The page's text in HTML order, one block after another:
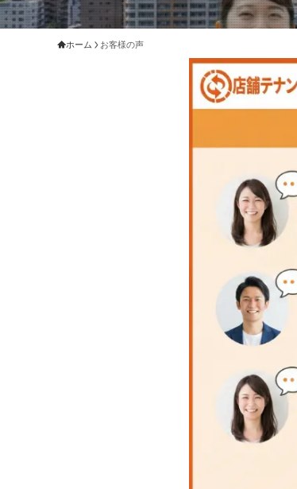
ホーム お客様の声